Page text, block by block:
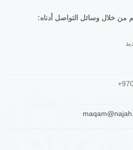
من خلال وسائل التواصل أدناه: